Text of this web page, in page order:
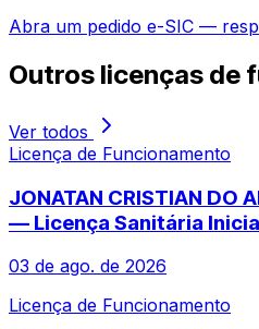
Abra um pedido e-SIC —
Outros licenças de
Ver todos
Licença de Funcionamento
JONATAN CRISTIAN DO
— Licença Sanitária
03 de ago. de 2026
Licença de Funcionamento